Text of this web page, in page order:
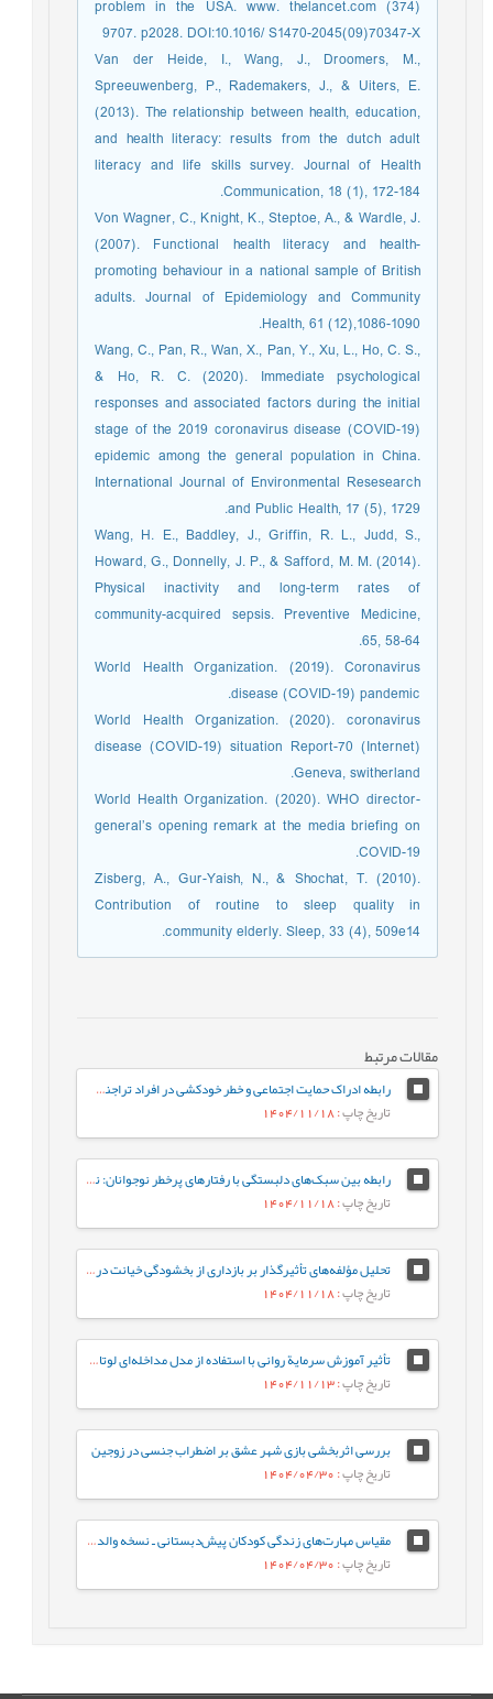
problem in the USA. www. thelancet.com (374)
9707. p2028. DOI:10.1016/ S1470-2045(09)70347-X
Van der Heide, I., Wang, J., Droomers, M.,
Spreeuwenberg, P., Rademakers, J., & Uiters, E.
(2013). The relationship between health, education,
and health literacy: results from the dutch adult
literacy and life skills survey. Journal of Health
Communication, 18 (1), 172-184.
Von Wagner, C., Knight, K., Steptoe, A., & Wardle, J.
(2007). Functional health literacy and health-
promoting behaviour in a national sample of British
adults. Journal of Epidemiology and Community
Health, 61 (12),1086-1090.
Wang, C., Pan, R., Wan, X., Pan, Y., Xu, L., Ho, C. S.,
& Ho, R. C. (2020). Immediate psychological
responses and associated factors during the initial
stage of the 2019 coronavirus disease (COVID-19)
epidemic among the general population in China.
International Journal of Environmental Resesearch
and Public Health, 17 (5), 1729.
Wang, H. E., Baddley, J., Griffin, R. L., Judd, S.,
Howard, G., Donnelly, J. P., & Safford, M. M. (2014).
Physical inactivity and long-term rates of
community-acquired sepsis. Preventive Medicine,
65, 58-64.
World Health Organization. (2019). Coronavirus
disease (COVID-19) pandemic.
World Health Organization. (2020). coronavirus
disease (COVID-19) situation Report-70 (Internet)
Geneva, switherland.
World Health Organization. (2020). WHO director-
general’s opening remark at the media briefing on
COVID-19.
Zisberg, A., Gur-Yaish, N., & Shochat, T. (2010).
Contribution of routine to sleep quality in
community elderly. Sleep, 33 (4), 509e14.
مقالات مرتبط
رابطه ادراک حمایت اجتماعی و خطر خودکشی در افراد تراجنسیتی: نقش میانجی‌گر افسردگی
تاریخ چاپ: 1404/11/18
رابطه بین سبک‌های دلبستگی با رفتارهای پرخطر نوجوانان: نقش میانجی تنظیم شناختی هیجان در نوجوانان
تاریخ چاپ: 1404/11/18
تحلیل مؤلفه‌های تأثیرگذار بر بازداری از بخشودگی خیانت در مردان و زنان آسیب‌دیده
تاریخ چاپ: 1404/11/18
تأثیر آموزش سرمایة روانی با استفاده از مدل مداخله‌ای لوتانز، بر سرمایة روانی کارشناسان شاغل در یک شرکت صنعتی
تاریخ چاپ: 1404/11/13
بررسی اثربخشی بازی شهر عشق بر اضطراب جنسی در زوجین
تاریخ چاپ: 1404/04/30
مقیاس مهارت‌های زندگی کودکان پیش‌دبستانی ـ نسخه والدین: ساخت و ارزشیابی اولیه روان‌سنجی
تاریخ چاپ: 1404/04/30